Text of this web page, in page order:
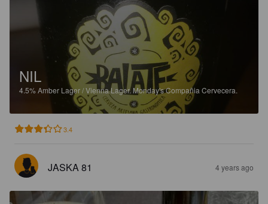
NIL
4.5%Amber Lager / Vienna Lager. Monday's Compañia Cervecera.
3.4
JASKA 81 4 years ago